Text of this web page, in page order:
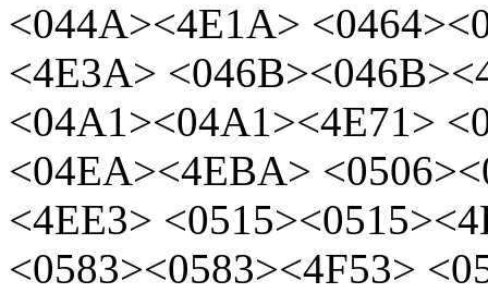
<044A><4E1A>
<4E3A>
<04A1><04A1><4E71>
<04EA><4EBA>
<4EE3>
<0583><0583><4F53>